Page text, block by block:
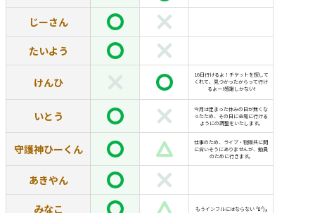
じーさん
たいよう
けんひ
16日行けるよ！チケットを探して
くれて、見つかったからって行け
るよー!感謝しかない❗
いとう
今月は定まった休みの日が無くな
ったため、その日に会場に行ける
ようにの調整をいたします。
守護神ひーくん
仕事のため、ライブ・物販共に間
に合いそうにありませんが、動員
のために行きます。
あきやん
みなこ もうインフルにはならない °̀ﾛ°́)و